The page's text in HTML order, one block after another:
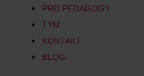
PRO PEDAGOGY
TÝM
KONTAKT
BLOG